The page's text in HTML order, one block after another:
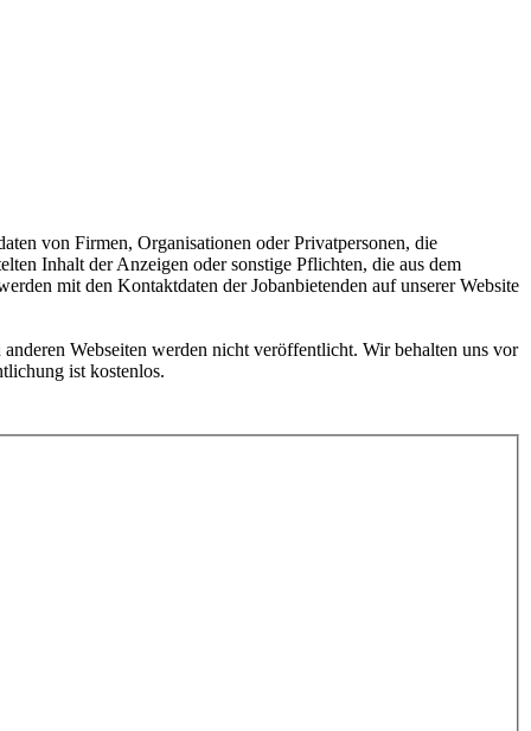
von Firmen, Organisationen oder Privatpersonen, die
Inhalt der Anzeigen oder sonstige Pflichten, die aus dem
mit den Kontaktdaten der Jobanbietenden auf unserer Website
Webseiten werden nicht veröffentlicht. Wir behalten uns vor
ist kostenlos.